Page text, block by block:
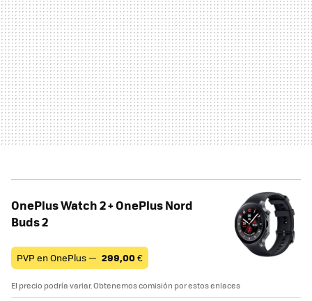
OnePlus Watch 2 + OnePlus Nord
Buds 2
PVP en OnePlus — 299,00€
El precio podría variar. Obtenemos comisión por estos enlaces